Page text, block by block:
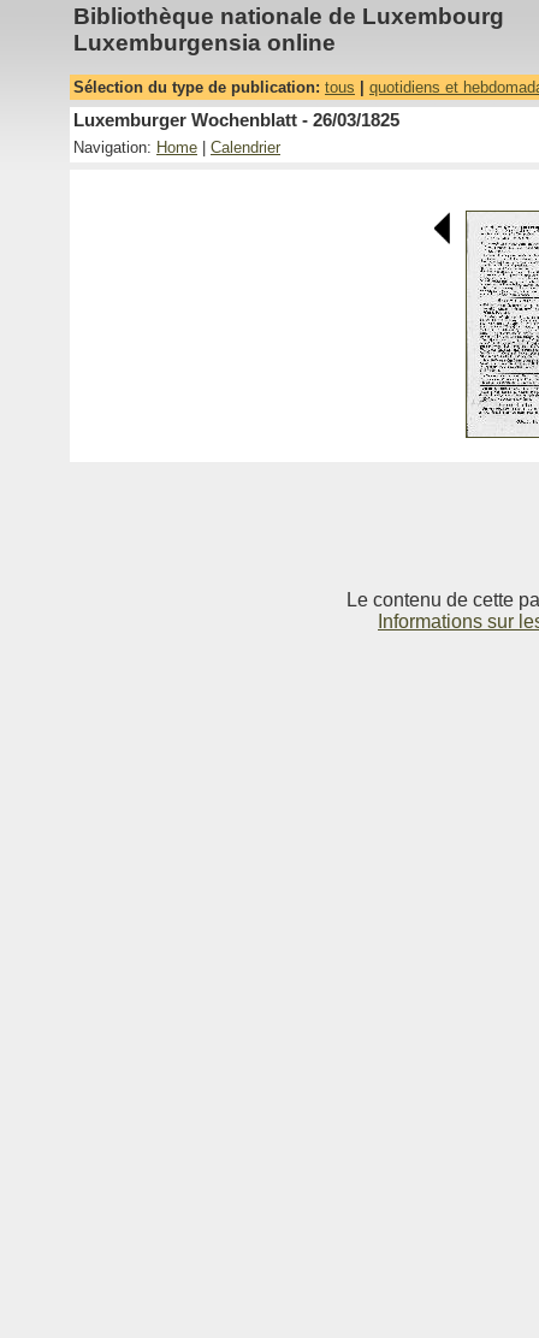
Bibliothèque nationale de Luxembourg
Luxemburgensia online
Sélection du type de publication: tous quotidiens et
Luxemburger Wochenblatt - 26/03/1825
Navigation: Home Calendrier
Le contenu de cette
Informations sur